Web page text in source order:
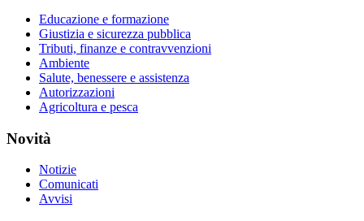
Educazione e formazione
Giustizia e sicurezza pubblica
Tributi, finanze e contravvenzioni
Ambiente
Salute, benessere e assistenza
Autorizzazioni
Agricoltura e pesca
Novità
Notizie
Comunicati
Avvisi